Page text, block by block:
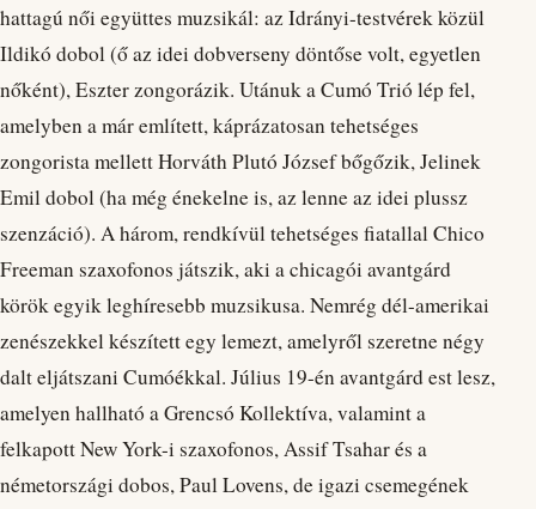
hattagú női együttes muzsikál: az Idrányi-testvérek közül
Ildikó dobol (ő az idei dobverseny döntőse volt, egyetlen
nőként), Eszter zongorázik. Utánuk a Cumó Trió lép fel,
amelyben a már említett, káprázatosan tehetséges
zongorista mellett Horváth Plutó József bőgőzik, Jelinek
Emil dobol (ha még énekelne is, az lenne az idei plussz
szenzáció). A három, rendkívül tehetséges fiatallal Chico
Freeman szaxofonos játszik, aki a chicagói avantgárd
körök egyik leghíresebb muzsikusa. Nemrég dél-amerikai
zenészekkel készített egy lemezt, amelyről szeretne négy
dalt eljátszani Cumóékkal. Július 19-én avantgárd est lesz,
amelyen hallható a Grencsó Kollektíva, valamint a
felkapott New York-i szaxofonos, Assif Tsahar és a
németországi dobos, Paul Lovens, de igazi csemegének